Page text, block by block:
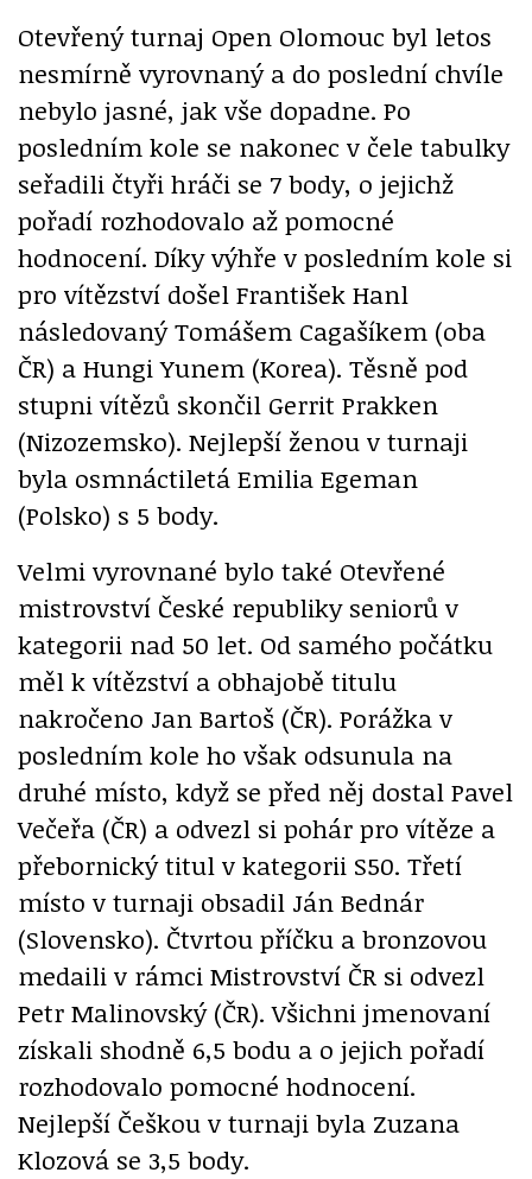
Otevřený turnaj Open Olomouc byl letos
nesmírně vyrovnaný a do poslední chvíle
nebylo jasné, jak vše dopadne. Po
posledním kole se nakonec v čele tabulky
seřadili čtyři hráči se 7 body, o jejichž
pořadí rozhodovalo až pomocné
hodnocení. Díky výhře v posledním kole si
pro vítězství došel František Hanl
následovaný Tomášem Cagašíkem (oba
ČR) a Hungi Yunem (Korea). Těsně pod
stupni vítězů skončil Gerrit Prakken
(Nizozemsko). Nejlepší ženou v turnaji
byla osmnáctiletá Emilia Egeman
(Polsko) s 5 body.
Velmi vyrovnané bylo také Otevřené
mistrovství České republiky seniorů v
kategorii nad 50 let. Od samého počátku
měl k vítězství a obhajobě titulu
nakročeno Jan Bartoš (ČR). Porážka v
posledním kole ho však odsunula na
druhé místo, když se před něj dostal Pavel
Večeřa (ČR) a odvezl si pohár pro vítěze a
přebornický titul v kategorii S50. Třetí
místo v turnaji obsadil Ján Bednár
(Slovensko). Čtvrtou příčku a bronzovou
medaili v rámci Mistrovství ČR si odvezl
Petr Malinovský (ČR). Všichni jmenovaní
získali shodně 6,5 bodu a o jejich pořadí
rozhodovalo pomocné hodnocení.
Nejlepší Češkou v turnaji byla Zuzana
Klozová se 3,5 body.